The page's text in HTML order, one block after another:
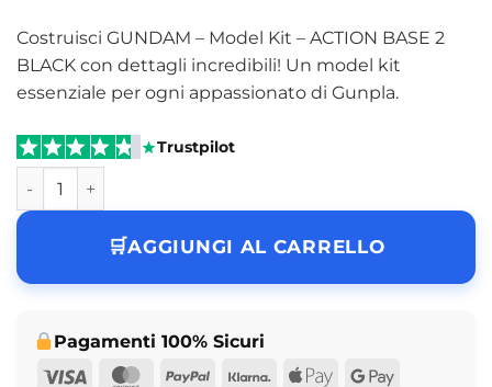
Costruisci GUNDAM – Model Kit – ACTION BASE 2
BLACK con dettagli incredibili! Un model kit
essenziale per ogni appassionato di Gunpla.
Trustpilot
GUNDAM - Model Kit - ACTION BASE 2 BLACK quantità
AGGIUNGI AL CARRELLO
Pagamenti 100% Sicuri
Visa
MasterCard
PayPalKlarna Apple Google